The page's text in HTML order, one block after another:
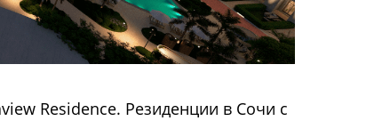
Residenсe. Резиденции в Сочи с